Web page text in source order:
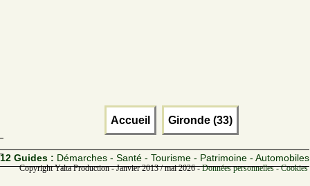
Accueil Gironde (33)
12 Guides : Démarches - Santé - Tourisme - Patrimoine - Automobiles
Copyright Yalta Production - Janvier 2013 / mai 2026 -Données personnelles -